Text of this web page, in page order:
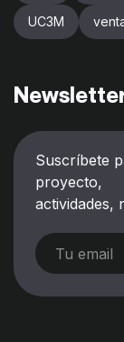
UC3M
Suscríbete
proyecto,
actividades,